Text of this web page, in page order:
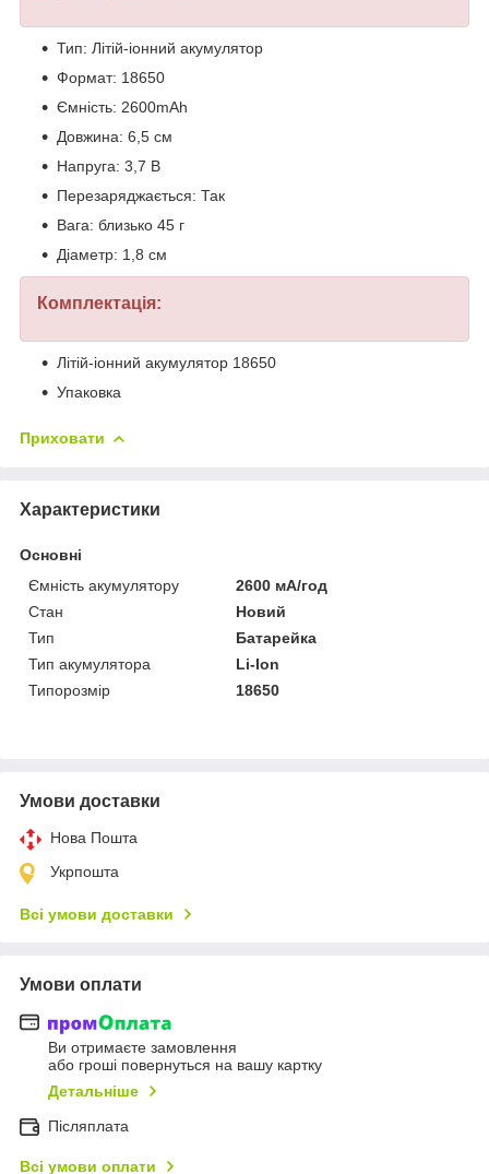
Тип: Літій-іонний акумулятор
Формат: 18650
Ємність: 2600mAh
Довжина: 6,5 см
Напруга: 3,7 В
Перезаряджається: Так
Вага: близько 45 г
Діаметр: 1,8 см
Комплектація:
Літій-іонний акумулятор 18650
Упаковка
Приховати
Характеристики
Основні
Ємність акумулятору
2600 мА/год
Стан
Новий
Тип
Батарейка
Тип акумулятора
Li-Ion
Типорозмір
18650
Умови доставки
Нова Пошта
Укрпошта
Всі умови доставки
Умови оплати
Ви отримаєте замовлення
або гроші повернуться на вашу картку
Детальніше
Післяплата
Всі умови оплати